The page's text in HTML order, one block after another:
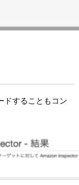
ドすることもコン